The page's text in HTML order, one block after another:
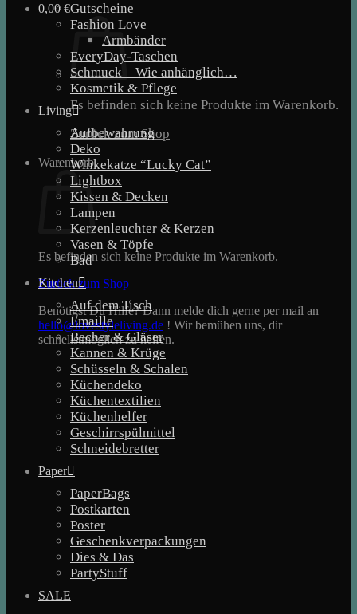
0,00€
Es befinden sich keine Produkte im Warenkorb.
Zurück zum Shop
Warenkorb
Es befinden sich keine Produkte im Warenkorb.
Zurück zum Shop
Benötigst Du Hilfe? Dann melde dich gerne per mail an
hello@lovestyleliving.de ! Wir bemühen uns, dir
schnellstmöglich zu helfen.
Gutscheine
Fashion Love
Armbänder
EveryDay-Taschen
Schmuck – Wie anhänglich…
Kosmetik & Pflege
Living
Aufbewahrung
Deko
Winkekatze “Lucky Cat”
Lightbox
Kissen & Decken
Lampen
Kerzenleuchter & Kerzen
Vasen & Töpfe
Bad
Kitchen
Auf dem Tisch
Emaille
Becher & Gläser
Kannen & Krüge
Schüsseln & Schalen
Küchendeko
Küchentextilien
Küchenhelfer
Geschirrspülmittel
Schneidebretter
Paper
PaperBags
Postkarten
Poster
Geschenkverpackungen
Dies & Das
PartyStuff
SALE